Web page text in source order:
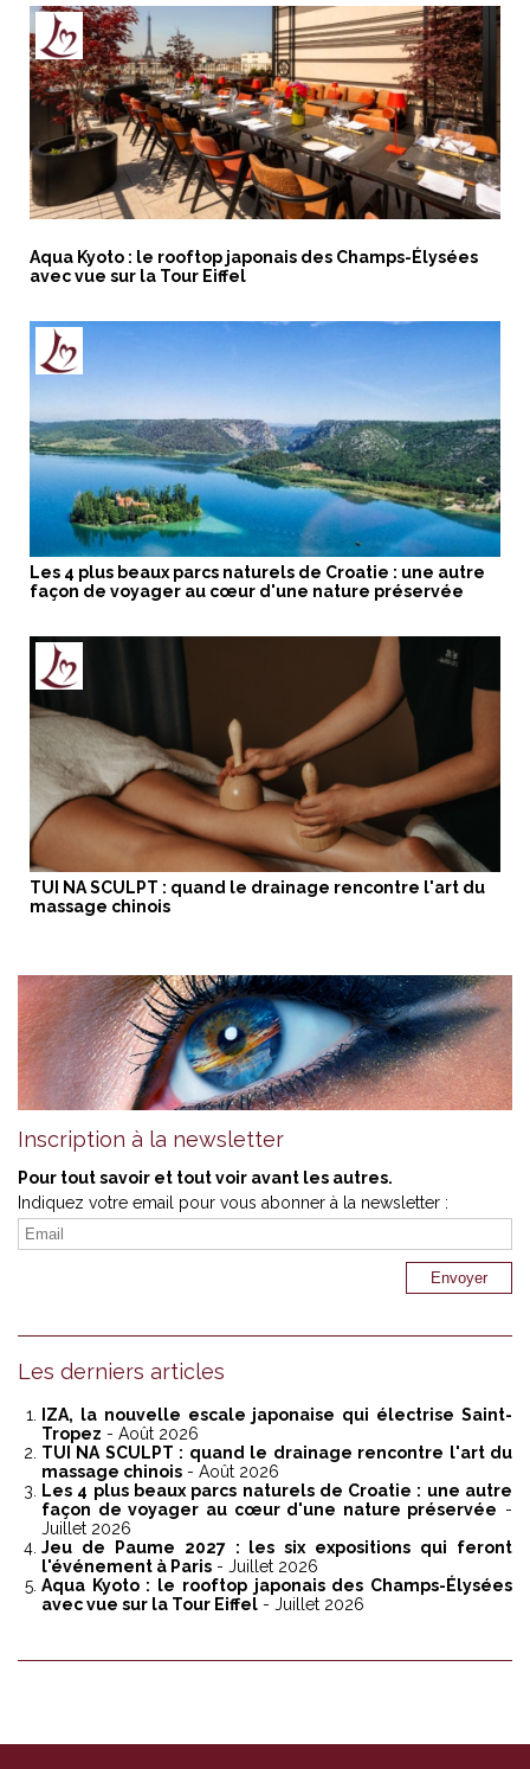
Aqua Kyoto : le rooftop japonais des Champs-Élysées
avec vue sur la Tour Eiffel
Les 4 plus beaux parcs naturels de Croatie : une autre
façon de voyager au cœur d'une nature préservée
TUI NA SCULPT : quand le drainage rencontre l'art du
massage chinois
Inscription à la newsletter
Pour tout savoir et tout voir avant les autres.
Indiquez votre email pour vous abonner à la newsletter :
Les derniers articles
IZA, la nouvelle escale japonaise qui électrise Saint-
Tropez - Août 2026
TUI NA SCULPT : quand le drainage rencontre l'art du
massage chinois - Août 2026
Les 4 plus beaux parcs naturels de Croatie : une autre
façon de voyager au cœur d'une nature préservée -
Juillet 2026
Jeu de Paume 2027 : les six expositions qui feront
l'événement à Paris - Juillet 2026
Aqua Kyoto : le rooftop japonais des Champs-Élysées
avec vue sur la Tour Eiffel - Juillet 2026